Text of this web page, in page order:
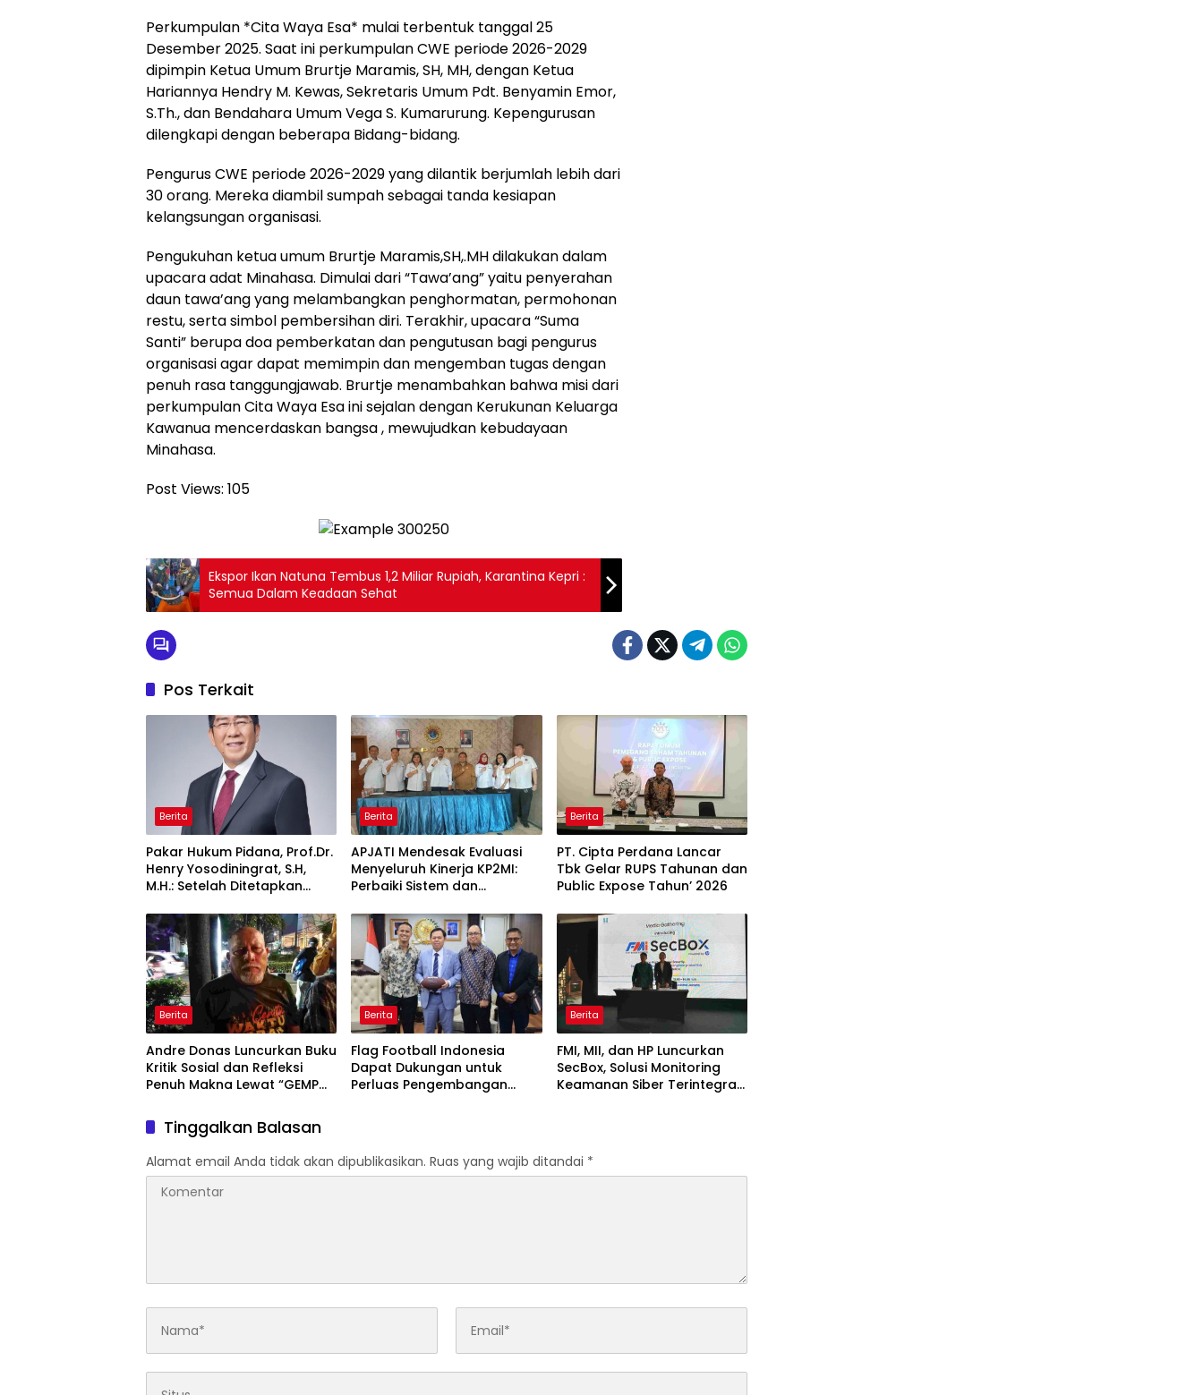
Perkumpulan *Cita Waya Esa* mulai terbentuk tanggal 25
Desember 2025. Saat ini perkumpulan CWE periode 2026-2029
dipimpin Ketua Umum Brurtje Maramis, SH, MH, dengan Ketua
Hariannya Hendry M. Kewas, Sekretaris Umum Pdt. Benyamin Emor,
S.Th., dan Bendahara Umum Vega S. Kumarurung. Kepengurusan
dilengkapi dengan beberapa Bidang-bidang.
Pengurus CWE periode 2026-2029 yang dilantik berjumlah lebih dari
30 orang. Mereka diambil sumpah sebagai tanda kesiapan
kelangsungan organisasi.
Pengukuhan ketua umum Brurtje Maramis,SH,.MH dilakukan dalam
upacara adat Minahasa. Dimulai dari “Tawa’ang” yaitu penyerahan
daun tawa’ang yang melambangkan penghormatan, permohonan
restu, serta simbol pembersihan diri. Terakhir, upacara “Suma
Santi” berupa doa pemberkatan dan pengutusan bagi pengurus
organisasi agar dapat memimpin dan mengemban tugas dengan
penuh rasa tanggungjawab. Brurtje menambahkan bahwa misi dari
perkumpulan Cita Waya Esa ini sejalan dengan Kerukunan Keluarga
Kawanua mencerdaskan bangsa , mewujudkan kebudayaan
Minahasa.
Post Views: 105
Ekspor Ikan Natuna Tembus 1,2 Miliar Rupiah, Karantina Kepri :
Semua Dalam Keadaan Sehat
Pos Terkait
Berita
Pakar Hukum Pidana, Prof.Dr.
Henry Yosodiningrat, S.H,
M.H.: Setelah Ditetapkan
Pengacara Justru Lebih Kuat
Berita
APJATI Mendesak Evaluasi
Menyeluruh Kinerja KP2MI:
Perbaiki Sistem dan
Bukan Penutupan
Perusahaan
Berita
PT. Cipta Perdana Lancar
Tbk Gelar RUPS Tahunan dan
Public Expose Tahun’ 2026
Berita
Andre Donas Luncurkan Buku
Kritik Sosial dan Refleksi
Penuh Makna Lewat “GEMPO
Berita
Flag Football Indonesia
Dapat Dukungan untuk
Perluas Pengembangan
Berita
FMI, MII, dan HP Luncurkan
SecBox, Solusi Monitoring
Keamanan Siber Terintegrasi
respons ancaman Siber
secara terpusat
Tinggalkan Balasan
Alamat email Anda tidak akan dipublikasikan. Ruas yang wajib ditandai *